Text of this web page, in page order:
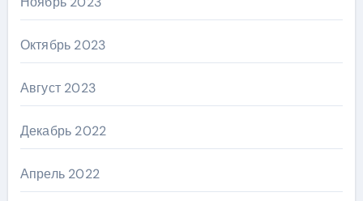
Октябрь 2023
Август 2023
Декабрь 2022
Апрель 2022